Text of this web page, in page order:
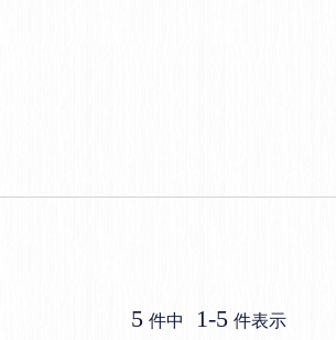
5 件中 1-5 件表示